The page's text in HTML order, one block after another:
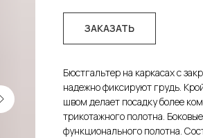
ЗАКАЗАТЬ
Бюстгальтер на каркасах с
надежно фиксируют грудь.
швом делает посадку более
трикотажного полотна.
функционального полотна.